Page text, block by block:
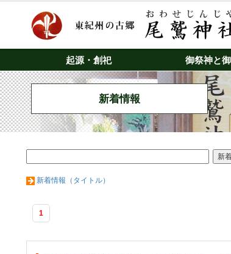
起源・創祀 御祭神と
新着情報
新着情報（タイトル）
1